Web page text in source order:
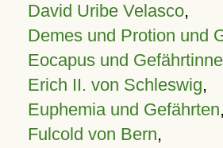
David Uribe Velasco,
Demes und Protion und
Eocapus und
Erich II. von Schleswig,
Euphemia und Gefährten,
Fulcold von Bern,